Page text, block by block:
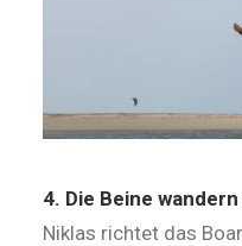
4. Die Beine
Niklas richtet das